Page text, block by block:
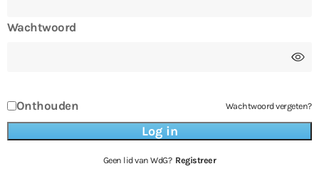
Wachtwoord
Onthouden Wachtwoord vergeten?
Geen lid van WdG? Registreer